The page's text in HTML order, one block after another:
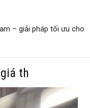
– giải pháp tối ưu cho
th